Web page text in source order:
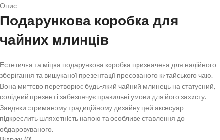
Опис
Подарункова коробка для
чайних млинців
Естетична та міцна подарункова коробка призначена для надійного
зберігання та вишуканої презентації пресованого китайського чаю.
Вона миттєво перетворює будь-який чайний млинець на статусний,
солідний презент і забезпечує правильні умови для його захисту.
Завдяки стриманому традиційному дизайну цей аксесуар
підкреслить шляхетність напою та особливе ставлення до
обдаровуваного.